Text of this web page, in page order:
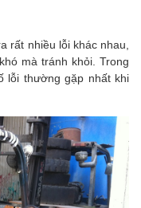
rất nhiều lỗi khác nhau,
mà tránh khỏi. Trong
lỗi thường gặp nhất khi